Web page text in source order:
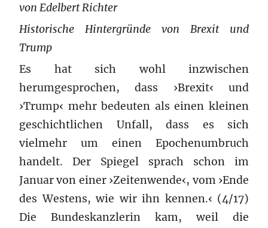
von Edelbert Richter
Historische Hintergründe von Brexit und
Trump
Es hat sich wohl inzwischen
herumgesprochen, dass ›Brexit‹ und
›Trump‹ mehr bedeuten als einen kleinen
geschichtlichen Unfall, dass es sich
vielmehr um einen Epochenumbruch
handelt. Der Spiegel sprach schon im
Januar von einer ›Zeitenwende‹, vom ›Ende
des Westens, wie wir ihn kennen.‹ (4/17)
Die Bundeskanzlerin kam, weil die